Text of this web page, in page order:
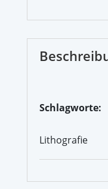
Schlagworte:
Lithografie